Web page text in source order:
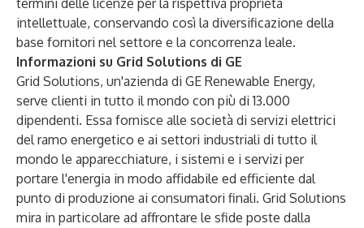
termini delle licenze per la rispettiva proprietà
intellettuale, conservando così la diversificazione della
base fornitori nel settore e la concorrenza leale.
Informazioni su Grid Solutions di GE
Grid Solutions, un'azienda di GE Renewable Energy,
serve clienti in tutto il mondo con più di 13.000
dipendenti. Essa fornisce alle società di servizi elettrici
del ramo energetico e ai settori industriali di tutto il
mondo le apparecchiature, i sistemi e i servizi per
portare l'energia in modo affidabile ed efficiente dal
punto di produzione ai consumatori finali. Grid Solutions
mira in particolare ad affrontare le sfide poste dalla